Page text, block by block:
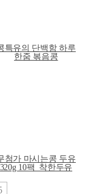
특유의 단백함 하루
한줌 볶음콩
첨가 마시는콩 두유
320g 10팩_착한두유